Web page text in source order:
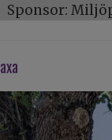
Sponsor:
laxa